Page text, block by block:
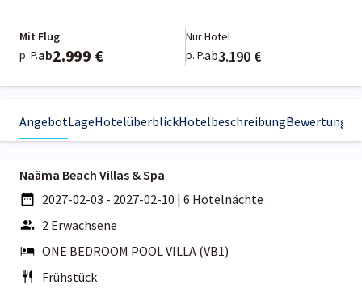
Mit Flug
p. P.ab2.999 €
Nur Hotel
p. P.ab3.190 €
AngebotLageHotelüberblickHotelbeschreibungBewertungen
Naäma Beach Villas & Spa
2027-02-03 - 2027-02-10 | 6 Hotelnächte
2 Erwachsene
ONE BEDROOM POOL VILLA (VB1)
Frühstück